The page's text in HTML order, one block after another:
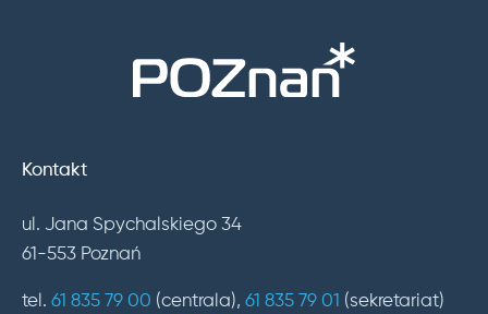
Kontakt
ul. Jana Spychalskiego 34
61-553 Poznań
tel. 61 835 79 00 (centrala), 61 835 79 01 (sekretariat)